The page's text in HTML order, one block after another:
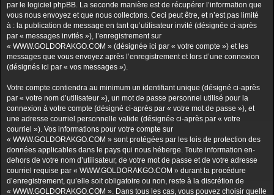
par le logiciel phpBB. La seconde manière est de récupérer l’information que
vous nous envoyez et que nous collectons. Ceci peut être, et n’est pas limité
à : la publication de message en tant qu’utilisateur invité (désignée ci-après
par « messages invités »), l’enregistrement sur
« WWW.GOLDORAKGO.COM » (désignée ici par « votre compte ») et les
messages que vous envoyez après l’enregistrement et lors d’une connexion
(désignés ici par « vos messages »).
Votre compte contiendra au minimum un identifiant unique (désigné ci-après
par « votre nom d’utilisateur »), un mot de passe personnel utilisé pour la
connexion à votre compte (désigné ci-après par « votre mot de passe »), et
une adresse courriel personnelle valide (désignée ci-après par « votre
courriel »). Vos informations pour votre compte sur
« WWW.GOLDORAKGO.COM » sont protégées par les lois de protection des
données applicables dans le pays qui nous héberge. Toute information en-
dehors de votre nom d’utilisateur, de votre mot de passe et de votre adresse
courriel requise par « WWW.GOLDORAKGO.COM » durant la procédure
d’enregistrement, qu’elle soit obligatoire ou non, reste à la discrétion de
« WWW.GOLDORAKGO.COM ». Dans tous les cas, vous pouvez choisir quelle